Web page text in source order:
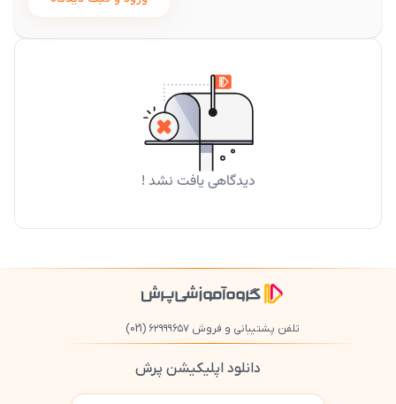
دیدگاهی یافت نشد !
تلفن پشتیبانی و فروش ۶۲۹۹۹۶۵۷ (021)
دانلود اپلیکیشن پرش